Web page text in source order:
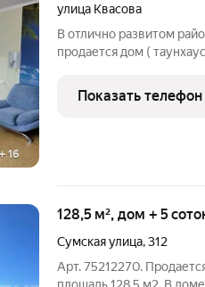
+ 16
улица Квасова
В отлично развитом
продается дом (
обрабатывается,
индивидуальное
Показать телефон
128,5 м², дом + 5
Сумская улица,312
Арт. 75212270.